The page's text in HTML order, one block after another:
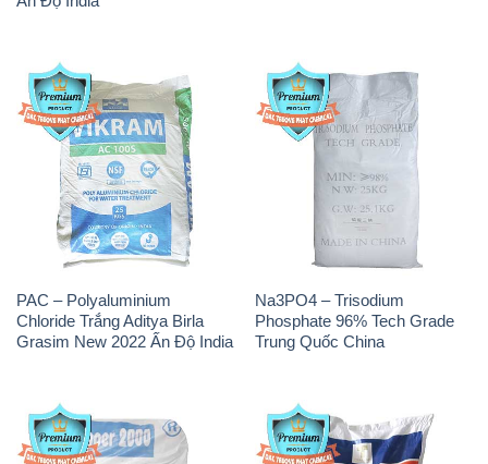
PAC – Polyaluminium
Chloride Trắng Aditya Birla
Grasim New 2022 Ấn Độ India
Phosphate 96% Tech Grade
Trung Quốc China